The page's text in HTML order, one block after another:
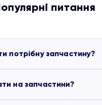
питання
потрібну запчастину?
на запчастини?